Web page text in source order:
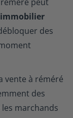
des
vente à réméré
des
marchands